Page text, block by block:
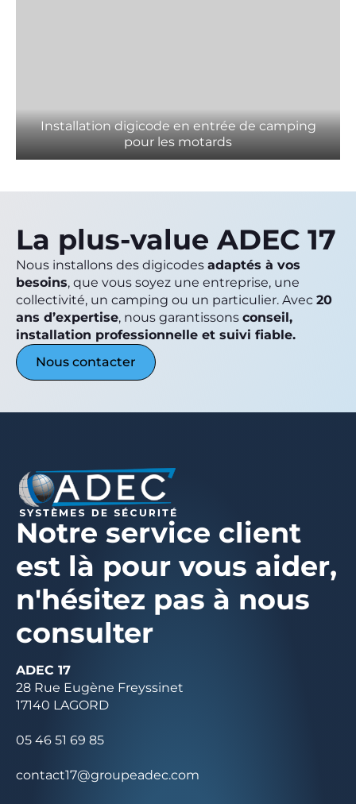
Installation digicode en entrée de camping
pour les motards
La plus-value ADEC 17
Nous installons des digicodes adaptés à vos
besoins, que vous soyez une entreprise, une
collectivité, un camping ou un particulier. Avec 20
ans d’expertise, nous garantissons conseil,
installation professionnelle et suivi fiable.
Nous contacter
Notre service client
est là pour vous aider,
n'hésitez pas à nous
consulter
ADEC 17
28 Rue Eugène Freyssinet
17140 LAGORD
05 46 51 69 85
contact17@groupeadec.com